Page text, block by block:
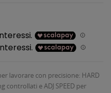
lavorare con precisione: HARD
controllati e ADJ SPEED per